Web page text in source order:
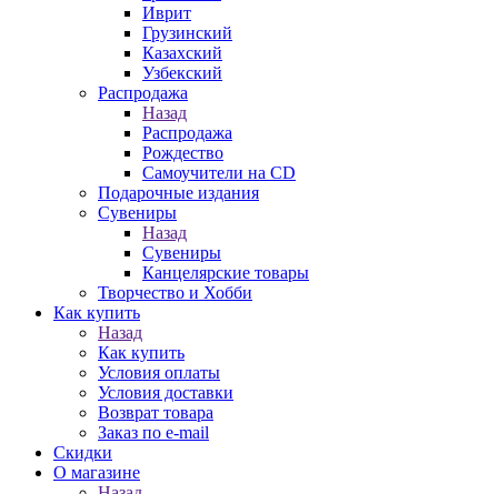
Иврит
Грузинский
Казахский
Узбекский
Распродажа
Назад
Распродажа
Рождество
Самоучители на CD
Подарочные издания
Сувениры
Назад
Сувениры
Канцелярские товары
Творчество и Хобби
Как купить
Назад
Как купить
Условия оплаты
Условия доставки
Возврат товара
Заказ по e-mail
Скидки
О магазине